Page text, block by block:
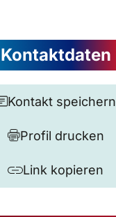
Kontaktdaten
Kontakt speichern
Profil drucken
Link kopieren